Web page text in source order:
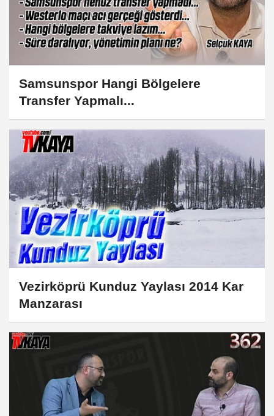
Samsunspor Hangi Bölgelere
Transfer Yapmalı...
Vezirköprü Kunduz Yaylası 2014 Kar
Manzarası